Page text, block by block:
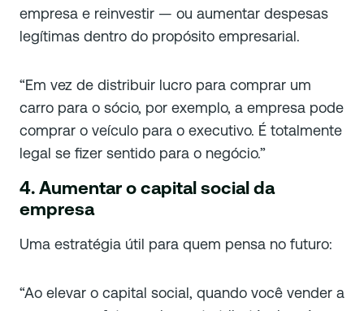
empresa e reinvestir — ou aumentar despesas
legítimas dentro do propósito empresarial.
“Em vez de distribuir lucro para comprar um
carro para o sócio, por exemplo, a empresa pode
comprar o veículo para o executivo. É totalmente
legal se fizer sentido para o negócio.”
4. Aumentar o capital social da
empresa
Uma estratégia útil para quem pensa no futuro:
“Ao elevar o capital social, quando você vender a